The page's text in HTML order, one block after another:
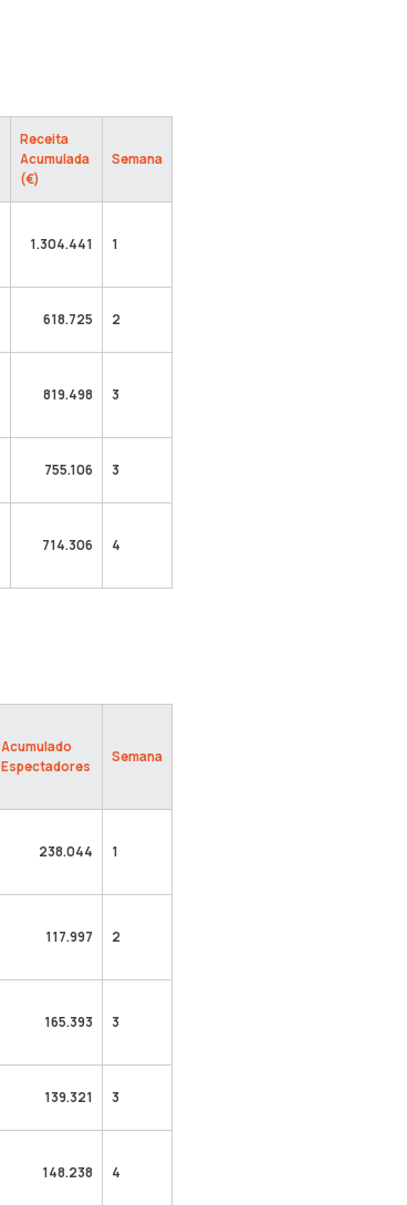
Receita
Acumulada
(€)
Semana
1.304.441 1
618.725 2
819.498 3
755.106 3
714.306 4
Acumulado
Espectadores
Semana
238.044 1
117.997 2
165.393 3
139.321 3
148.238 4